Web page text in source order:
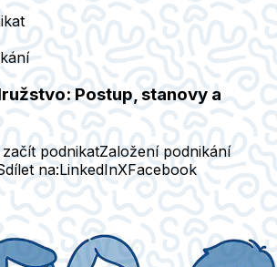
Postup, stanovy a
podnikatZaložení podnikání
na:LinkedInXFacebook